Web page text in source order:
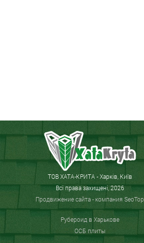
ТОВ ХАТА-КРИТА - Харків, Київ
Всі права захищені, 2026
Продвижение сайта- компания SeoTop
Рубероид в Харькове
ОСБ плиты